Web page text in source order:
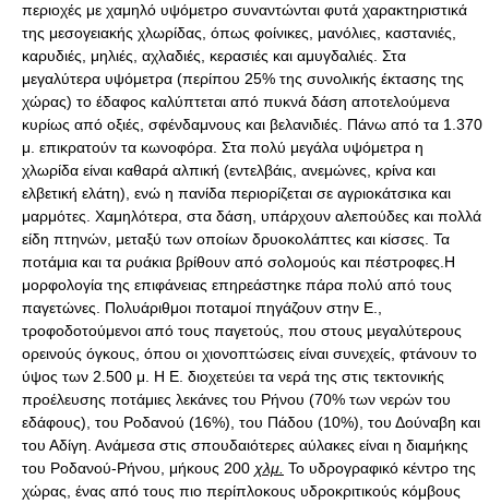
περιοχές με χαμηλό υψόμετρο συναντώνται φυτά χαρακτηριστικά
της μεσογειακής χλωρίδας, όπως φοίνικες, μανόλιες, καστανιές,
καρυδιές, μηλιές, αχλαδιές, κερασιές και αμυγδαλιές. Στα
μεγαλύτερα υψόμετρα (περίπου 25% της συνολικής έκτασης της
χώρας) το έδαφος καλύπτεται από πυκνά δάση αποτελούμενα
κυρίως από οξιές, σφένδαμνους και βελανιδιές. Πάνω από τα 1.370
μ. επικρατούν τα κωνοφόρα. Στα πολύ μεγάλα υψόμετρα η
χλωρίδα είναι καθαρά αλπική (εντελβάις, ανεμώνες, κρίνα και
ελβετική ελάτη), ενώ η πανίδα περιορίζεται σε αγριοκάτσικα και
μαρμότες. Χαμηλότερα, στα δάση, υπάρχουν αλεπούδες και πολλά
είδη πτηνών, μεταξύ των οποίων δρυοκολάπτες και κίσσες. Τα
ποτάμια και τα ρυάκια βρίθουν από σολομούς και πέστροφες.Η
μορφολογία της επιφάνειας επηρεάστηκε πάρα πολύ από τους
παγετώνες. Πολυάριθμοι ποταμοί πηγάζουν στην Ε.,
τροφοδοτούμενοι από τους παγετούς, που στους μεγαλύτερους
ορεινούς όγκους, όπου οι χιονοπτώσεις είναι συνεχείς, φτάνουν το
ύψος των 2.500 μ. Η Ε. διοχετεύει τα νερά της στις τεκτονικής
προέλευσης ποτάμιες λεκάνες του Ρήνου (70% των νερών του
εδάφους), του Ροδανού (16%), του Πάδου (10%), του Δούναβη και
του Αδίγη. Ανάμεσα στις σπουδαιότερες αύλακες είναι η διαμήκης
του Ροδανού-Ρήνου, μήκους 200 χλμ. Το υδρογραφικό κέντρο της
χώρας, ένας από τους πιο περίπλοκους υδροκριτικούς κόμβους